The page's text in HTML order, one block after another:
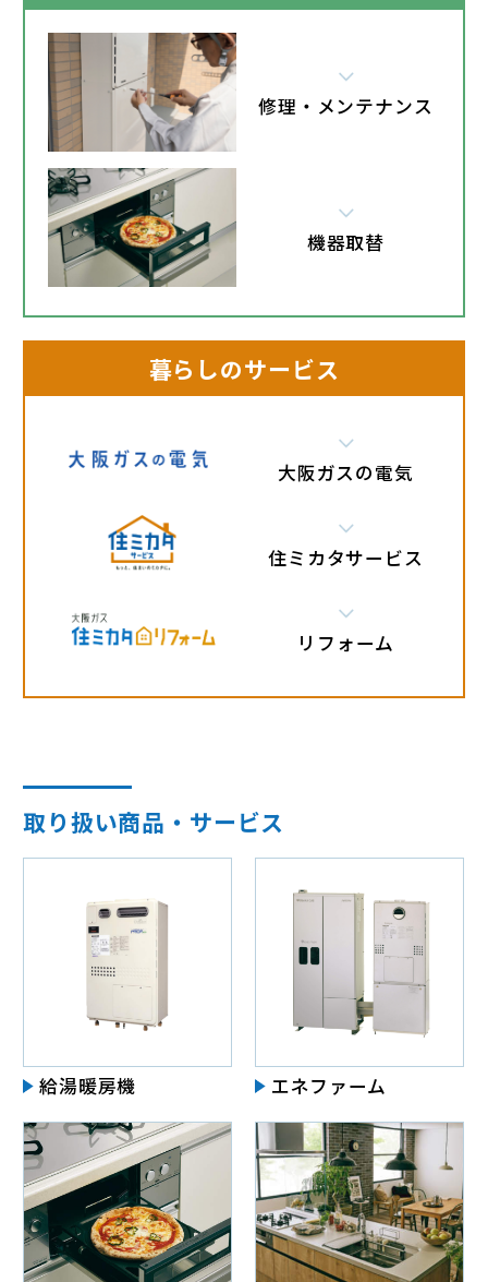
修理・メンテナンス
機器取替
暮らしのサービス
大阪ガスの電気
住ミカタサービス
リフォーム
取り扱い商品・サービス
給湯暖房機 エネファーム